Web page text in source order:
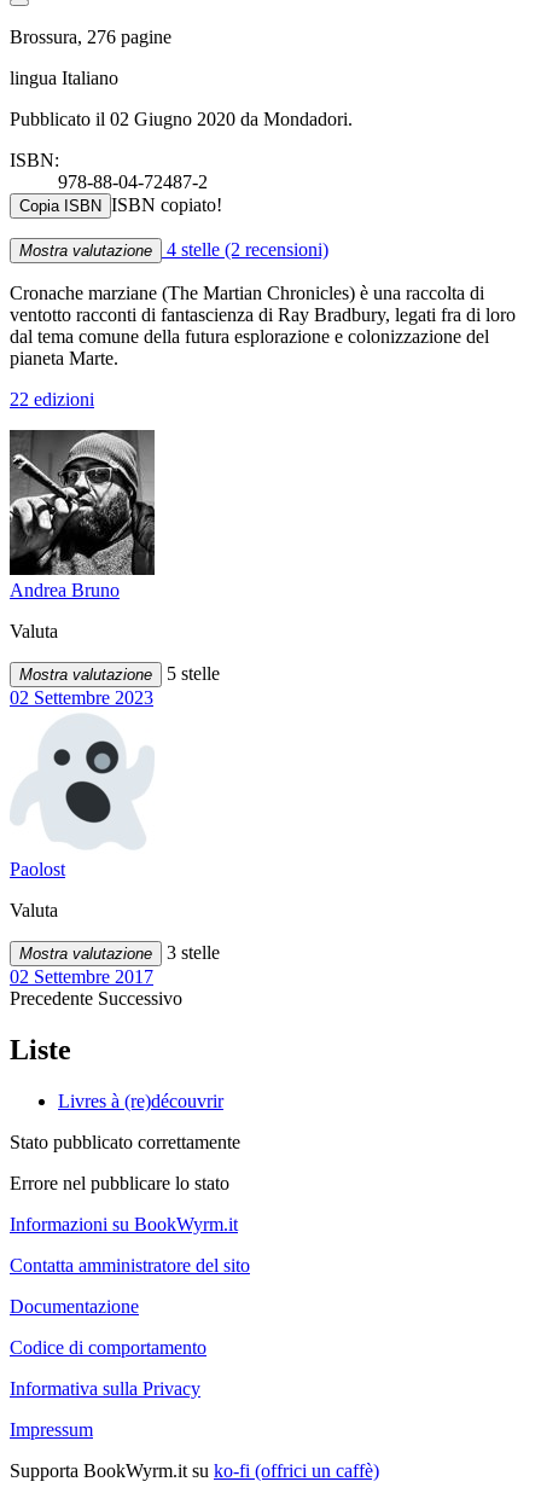
Brossura, 276 pagine
lingua Italiano
Pubblicato il 02 Giugno 2020 da Mondadori.
ISBN:
978-88-04-72487-2
Copia ISBN ISBN copiato!
Mostra valutazione 4 stelle (2 recensioni)
Cronache marziane (The Martian Chronicles) è una raccolta di
ventotto racconti di fantascienza di Ray Bradbury, legati fra di loro
dal tema comune della futura esplorazione e colonizzazione del
pianeta Marte.
22 edizioni
Andrea Bruno
Valuta
Mostra valutazione
5 stelle
02 Settembre 2023
Paolost
Valuta
Mostra valutazione
3 stelle
02 Settembre 2017
Precedente Successivo
Liste
Livres à (re)découvrir
Stato pubblicato correttamente
Errore nel pubblicare lo stato
Informazioni su BookWyrm.it
Contatta amministratore del sito
Documentazione
Codice di comportamento
Informativa sulla Privacy
Impressum
Supporta BookWyrm.it su ko-fi (offrici un caffè)